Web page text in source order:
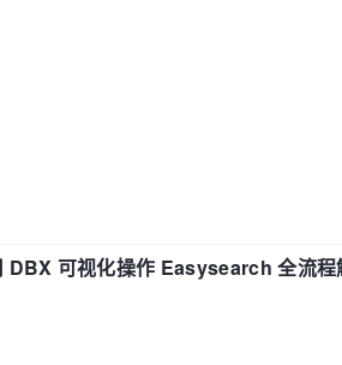
DBX 可视化操作 Easysearch 全流程